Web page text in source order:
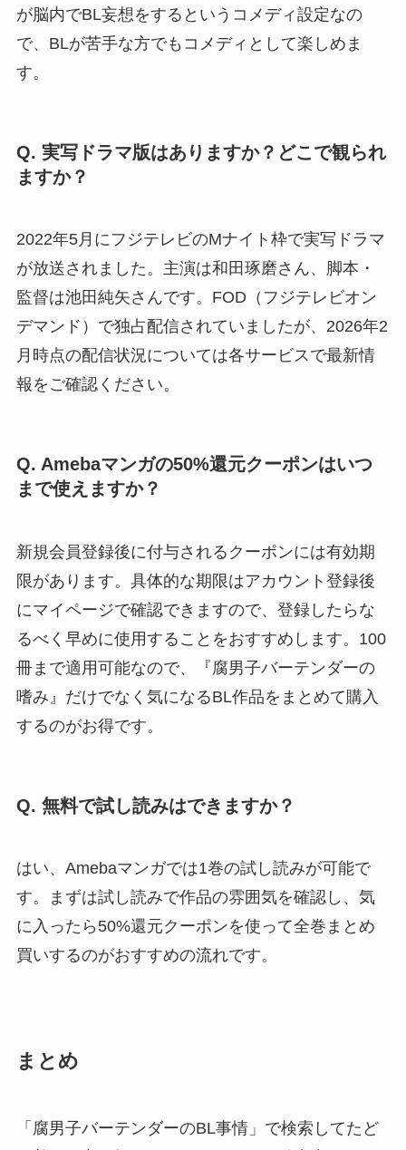
が脳内でBL妄想をするというコメディ設定なの
で、BLが苦手な方でもコメディとして楽しめま
す。
Q. 実写ドラマ版はありますか？どこで観られ
ますか？
2022年5月にフジテレビのMナイト枠で実写ドラマ
が放送されました。主演は和田琢磨さん、脚本・
監督は池田純矢さんです。FOD（フジテレビオン
デマンド）で独占配信されていましたが、2026年2
月時点の配信状況については各サービスで最新情
報をご確認ください。
Q. Amebaマンガの50%還元クーポンはいつ
まで使えますか？
新規会員登録後に付与されるクーポンには有効期
限があります。具体的な期限はアカウント登録後
にマイページで確認できますので、登録したらな
るべく早めに使用することをおすすめします。100
冊まで適用可能なので、『腐男子バーテンダーの
嗜み』だけでなく気になるBL作品をまとめて購入
するのがお得です。
Q. 無料で試し読みはできますか？
はい、Amebaマンガでは1巻の試し読みが可能で
す。まずは試し読みで作品の雰囲気を確認し、気
に入ったら50%還元クーポンを使って全巻まとめ
買いするのがおすすめの流れです。
まとめ
「腐男子バーテンダーのBL事情」で検索してたど